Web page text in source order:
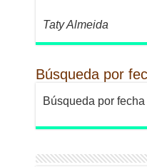
Taty Almeida
Búsqueda por
Búsqueda por fecha